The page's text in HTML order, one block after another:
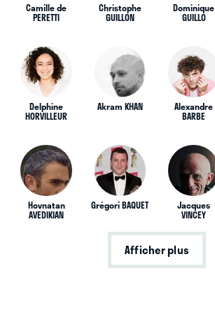
Camille de
PERETTI
Christophe
GUILLON
Dominique
GUILLO
Delphine
HORVILLEUR
Akram KHAN Alexandre
BARBE
Hovnatan
AVEDIKIAN
Grégori BAQUET Jacques
VINCEY
Afficher plus